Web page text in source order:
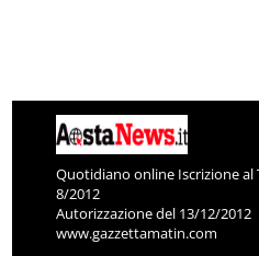
Quotidiano online Iscrizione al
8/2012
Autorizzazione del 13/12/2012
www.gazzettamatin.com